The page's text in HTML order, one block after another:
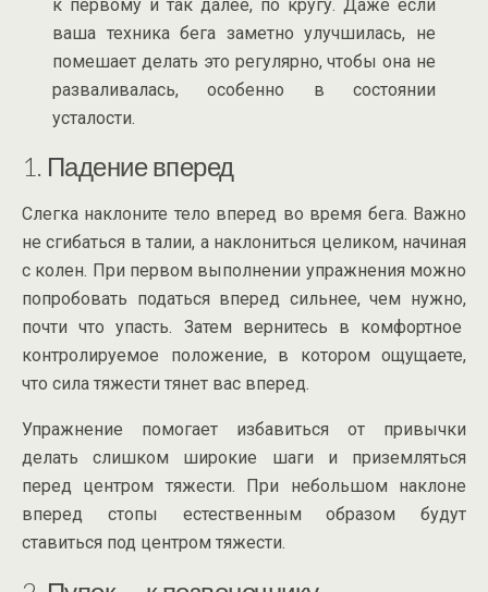
к первому и так далее, по кругу. Даже если
ваша техника бега заметно улучшилась, не
помешает делать это регулярно, чтобы она не
разваливалась, особенно в состоянии
усталости.
1. Падение вперед
Слегка наклоните тело вперед во время бега. Важно
не сгибаться в талии, а наклониться целиком, начиная
с колен. При первом выполнении упражнения можно
попробовать податься вперед сильнее, чем нужно,
почти что упасть. Затем вернитесь в комфортное
контролируемое положение, в котором ощущаете,
что сила тяжести тянет вас вперед.
Упражнение помогает избавиться от привычки
делать слишком широкие шаги и приземляться
перед центром тяжести. При небольшом наклоне
вперед стопы естественным образом будут
ставиться под центром тяжести.